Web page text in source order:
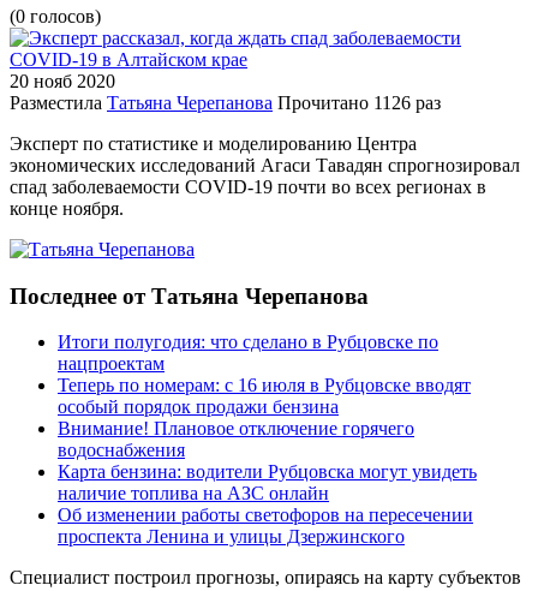
(0 голосов)
20 нояб 2020
Разместила Татьяна Черепанова Прочитано 1126 раз
Эксперт по статистике и моделированию Центра
экономических исследований Агаси Тавадян спрогнозировал
спад заболеваемости COVID-19 почти во всех регионах в
конце ноября.
Последнее от Татьяна Черепанова
Итоги полугодия: что сделано в Рубцовске по
нацпроектам
Теперь по номерам: с 16 июля в Рубцовске вводят
особый порядок продажи бензина
Внимание! Плановое отключение горячего
водоснабжения
Карта бензина: водители Рубцовска могут увидеть
наличие топлива на АЗС онлайн
Об изменении работы светофоров на пересечении
проспекта Ленина и улицы Дзержинского
Специалист построил прогнозы, опираясь на карту субъектов